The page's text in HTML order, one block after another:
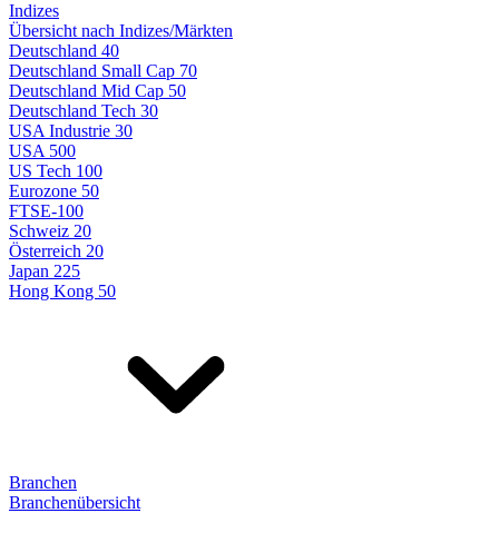
Indizes
Übersicht nach Indizes/Märkten
Deutschland 40
Deutschland Small Cap 70
Deutschland Mid Cap 50
Deutschland Tech 30
USA Industrie 30
USA 500
US Tech 100
Eurozone 50
FTSE-100
Schweiz 20
Österreich 20
Japan 225
Hong Kong 50
Branchen
Branchenübersicht